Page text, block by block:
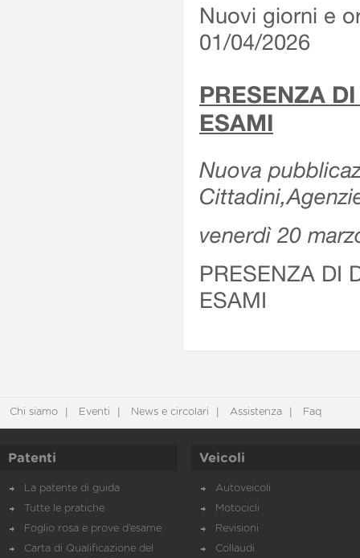
Nuovi giorni e
01/04/2026
PRESENZA
ESAMI
Nuova
venerdì 20
PRESENZA DI
ESAMI
Chi siamo Eventi News e circolari Assistenza Faq
Patenti
La patente di guida
Tutte le pratiche
Foglio rosa e prove d’esame
Carta di Qualificazione del
Veicoli
Autoveicoli
Motocicli
Revisioni
Collaudi